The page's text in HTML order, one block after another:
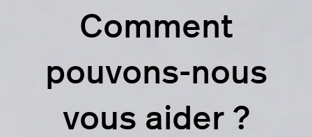
Comment
pouvons-nous
vous aider ?